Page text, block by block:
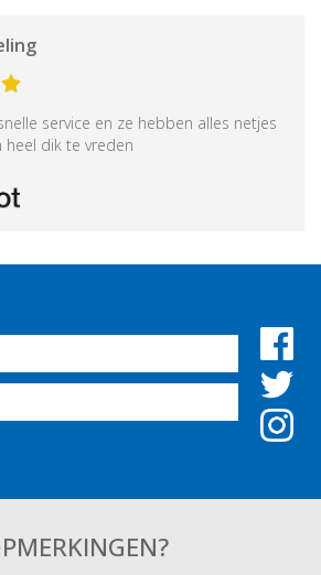
service en ze hebben alles netjes
dik te vreden